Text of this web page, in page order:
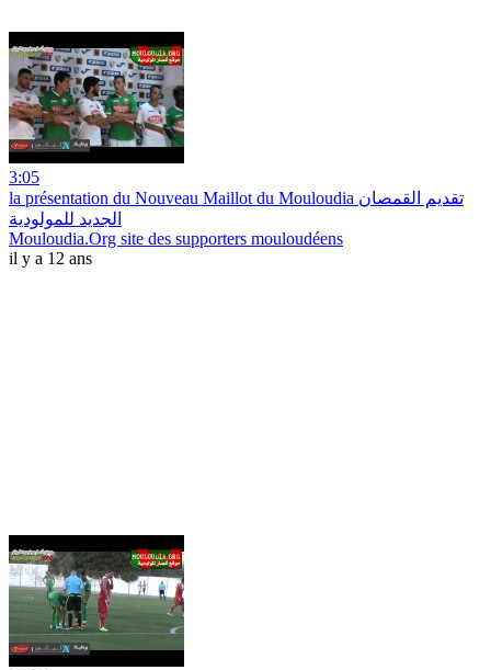
3:05
la présentation du Nouveau Maillot du Mouloudia تقديم القمصان
الجديد للمولودية
Mouloudia.Org site des supporters mouloudéens
il y a 12 ans